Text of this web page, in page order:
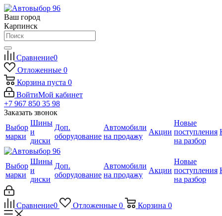
Ваш город
Карпинск
Сравнение0
Отложенные 0
Корзина пуста 0
ВойтиМой кабинет
+7 967 850 35 98
Заказать звонок
Выбор
марки
Шины
и
диски
Доп.
оборудование
Автомобили
на продажу
Акции
Новые
поступления
на разбор
Выбор
марки
Шины
и
диски
Доп.
оборудование
Автомобили
на продажу
Акции
Новые
поступления
на разбор
Сравнение0 Отложенные 0 Корзина 0